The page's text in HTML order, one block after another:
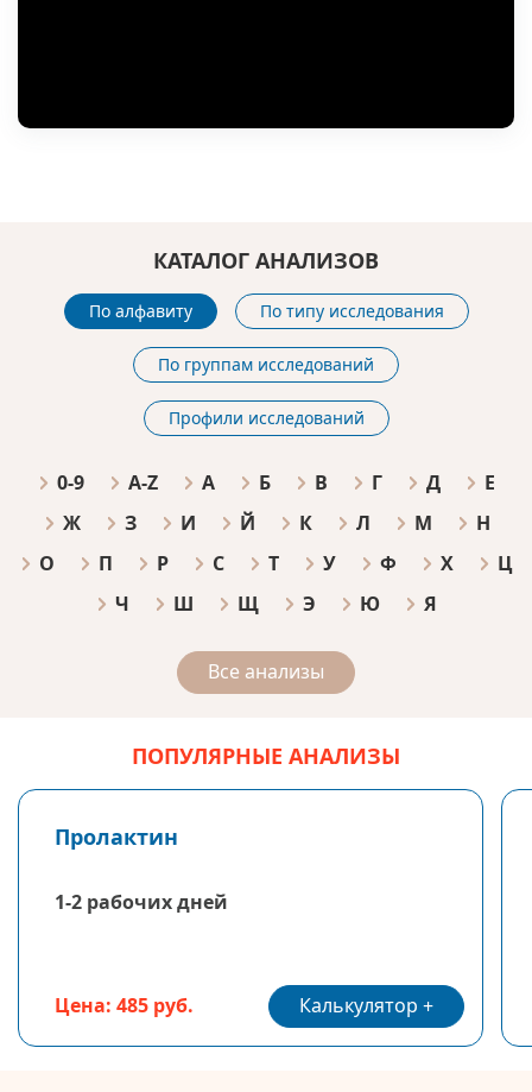
КАТАЛОГ АНАЛИЗОВ
По алфавиту По типу исследования
По группам исследований
Профили исследований
0-9 A-Z А Б В Г Д
Е
Ж
З И Й К Л М
Н
О
П Р С Т У Ф Х
Ц
Ч
Ш Щ Э Ю Я
Все анализы
ПОПУЛЯРНЫЕ АНАЛИЗЫ
Пролактин
1-2 рабочих дней
Цена: 485 руб. Калькулятор